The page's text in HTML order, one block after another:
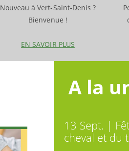
Nouveau à Vert-Saint-Denis ?
Bienvenue !
EN SAVOIR PLUS
A la
13 Sept. |
cheval et du